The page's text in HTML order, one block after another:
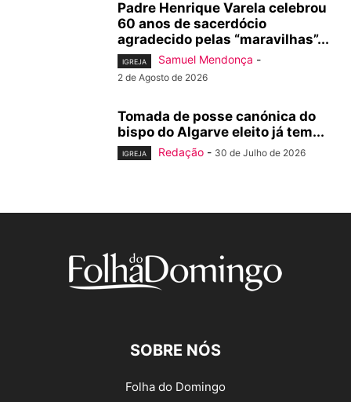
Padre Henrique Varela celebrou
60 anos de sacerdócio
agradecido pelas “maravilhas”...
IGREJA Samuel Mendonça -
2 de Agosto de 2026
Tomada de posse canónica do
bispo do Algarve eleito já tem...
IGREJA Redação - 30 de Julho de 2026
SOBRE NÓS
Folha do Domingo